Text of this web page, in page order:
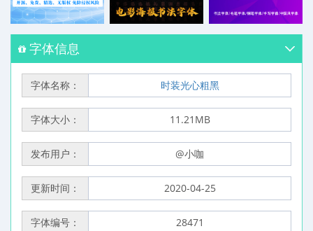
字体信息
字体名称： 时装光心粗黑
字体大小： 11.21MB
发布用户： @小咖
更新时间： 2020-04-25
字体编号： 28471